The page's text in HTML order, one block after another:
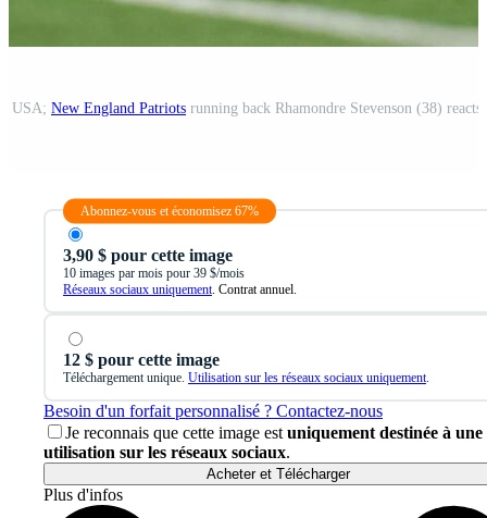
USA; New England Patriots running back Rhamondre Stevenson (38) reacts in the first quarter in
Abonnez-vous et économisez 67%
3,90 $ pour cette image
10 images par mois pour 39 $/mois
Réseaux sociaux uniquement . Contrat annuel.
12 $ pour cette image
Téléchargement unique. Utilisation sur les réseaux sociaux uniquement
Besoin d'un forfait personnalisé ? Contactez-nous
Je reconnais que cette image est uniquement destinée à une
utilisation sur les réseaux sociaux.
Acheter et Télécharger
Plus d'infos